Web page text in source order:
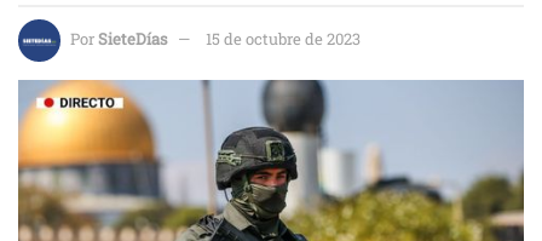
PorSieteDías 15 de octubre de 2023